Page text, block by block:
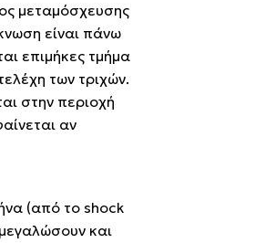
μεταμόσχευσης
είναι πάνω
επιμήκες τμήμα
των τριχών.
στην περιοχή
αν
(από το shock
και